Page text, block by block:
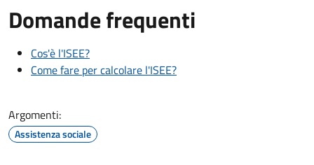
Domande frequenti
Cos'è l'ISEE?
Come fare per calcolare l'ISEE?
Argomenti:
Assistenza sociale